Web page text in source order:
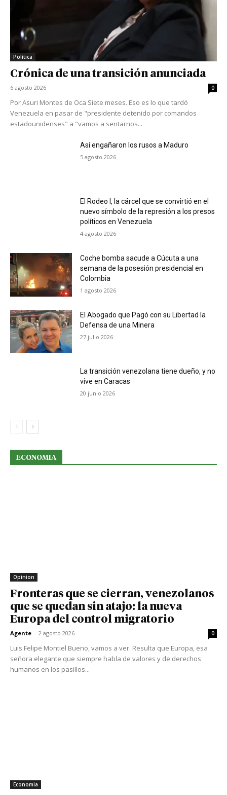
Política
Crónica de una transición anunciada
6 agosto 2026 0
Por Asuri Montes de Oca Siete meses. Eso es lo que tardó
Venezuela en pasar de "presidente detenido por comandos
estadounidenses" a "vamos a sentarnos...
Así engañaron los rusos a Maduro
5 agosto 2026
El Rodeo I, la cárcel que se convirtió en el
nuevo símbolo de la represión a los presos
políticos en Venezuela
4 agosto 2026
Coche bomba sacude a Cúcuta a una
semana de la posesión presidencial en
Colombia
1 agosto 2026
El Abogado que Pagó con su Libertad la
Defensa de una Minera
27 julio 2026
La transición venezolana tiene dueño, y no
vive en Caracas
20 junio 2026
ECONOMIA
Opinion
Fronteras que se cierran, venezolanos
que se quedan sin atajo: la nueva
Europa del control migratorio
Agente - 2 agosto 2026 0
Luis Felipe Montiel Bueno, vamos a ver. Resulta que Europa, esa
señora elegante que siempre habla de valores y de derechos
humanos en los pasillos...
Economia